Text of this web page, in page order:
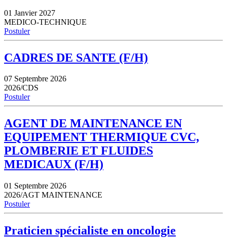
01 Janvier 2027
MEDICO-TECHNIQUE
Postuler
CADRES DE SANTE (F/H)
07 Septembre 2026
2026/CDS
Postuler
AGENT DE MAINTENANCE EN
EQUIPEMENT THERMIQUE CVC,
PLOMBERIE ET FLUIDES
MEDICAUX (F/H)
01 Septembre 2026
2026/AGT MAINTENANCE
Postuler
Praticien spécialiste en oncologie